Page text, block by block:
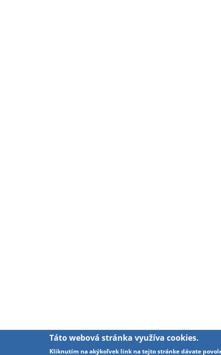
Táto webová stránka využíva cookies.
Kliknutím na akýkoľvek link na tejto stránke dávate